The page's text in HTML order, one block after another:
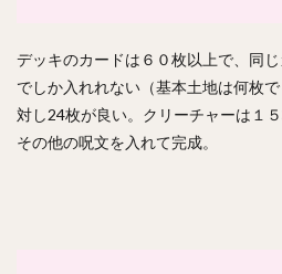
デッキのカードは６０枚以上で、同
でしか入れれない（基本土地は何枚
対し24枚が良い。クリーチャーは１
その他の呪文を入れて完成。